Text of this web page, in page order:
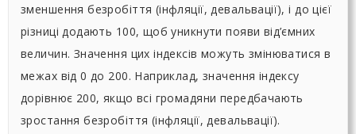
зменшення безробіття (інфляції, девальвації), і до цієї
різниці додають 100, щоб уникнути появи від’ємних
величин. Значення цих індексів можуть змінюватися в
межах від 0 до 200. Наприклад, значення індексу
дорівнює 200, якщо всі громадяни передбачають
зростання безробіття (інфляції, девальвації).